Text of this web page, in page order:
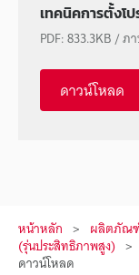
เทคนิคการตั้งโ
PDF:833.3KB/ภ
ดาวน์โหลด
หน้าหลัก ผลิตภัณ
(รุ่นประสิทธิภาพสูง)
ดาวน์โหลด